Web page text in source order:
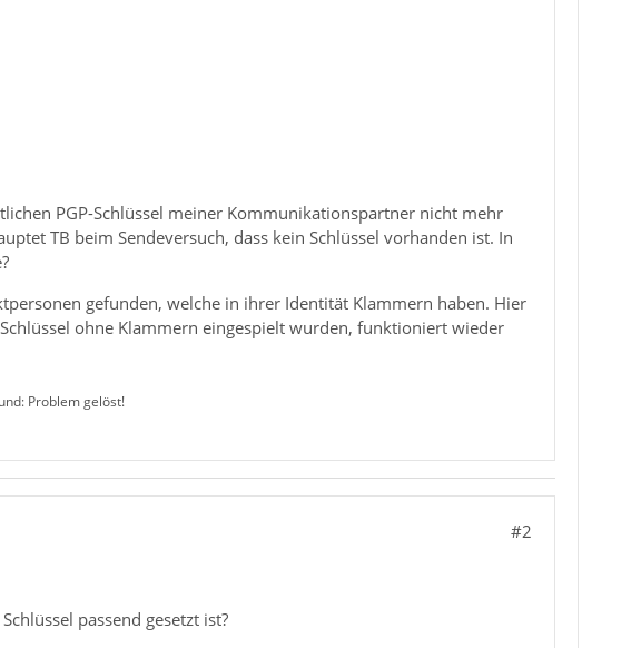
PGP-Schlüssel meiner Kommunikationspartner nicht mehr
TB beim Sendeversuch, dass kein Schlüssel vorhanden ist. In
gefunden, welche in ihrer Identität Klammern haben. Hier
ohne Klammern eingespielt wurden, funktioniert wieder
Problem gelöst!
#2
passend gesetzt ist?